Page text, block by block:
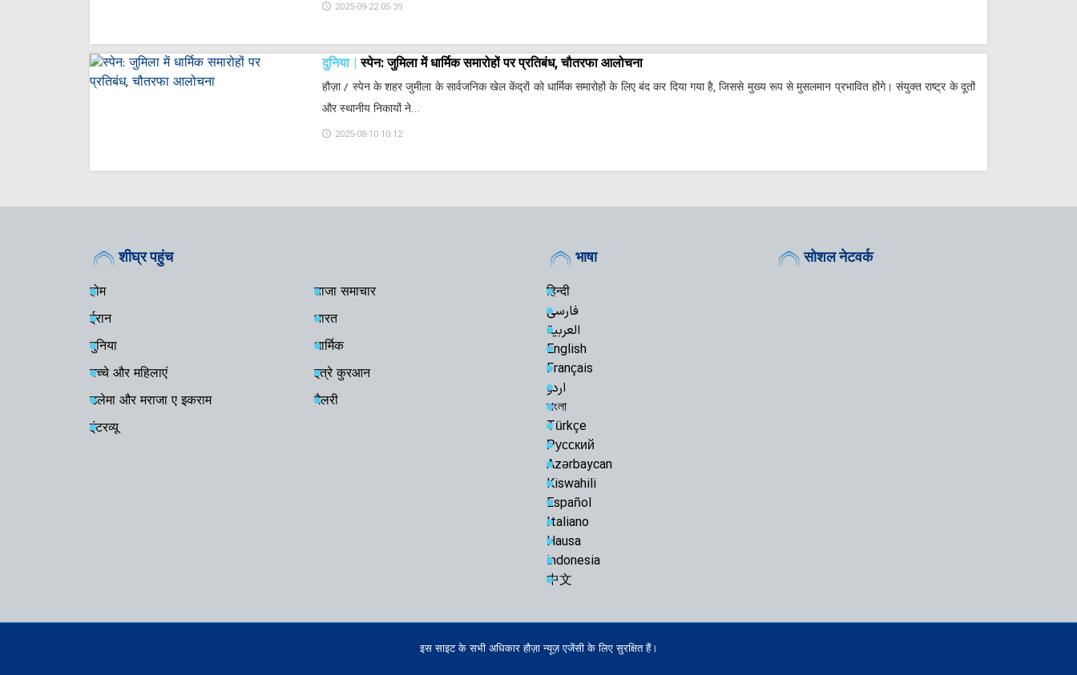
2025-09-22 05:39
दुनिया स्पेन: जुमिला में धार्मिक समारोहों पर प्रतिबंध, चौतरफा आलोचना
हौज़ा / स्पेन के शहर जुमीला के सार्वजनिक खेल केंद्रों को धार्मिक समारोहों के लिए बंद कर दिया गया है, जिससे मुख्य रूप से मुसलमान प्रभावित होंगे। संयुक्त राष्ट्र के दूतों
और स्थानीय निकायों ने…
2025-08-10 10:12
शीघ्र पहुंच
होम
ताजा समाचार
ईरान
भारत
दुनिया
धार्मिक
बच्चे और महिलाएं
इत्रे कुरआन
उलेमा और मराजा ए इकराम
गैलरी
इंटरव्यू
भाषा
हिन्दी
فارسی
العربية
English
Français
اردو
বাংলা
Türkçe
Русский
Azərbaycan
Kiswahili
Español
Italiano
Hausa
indonesia
中文
सोशल नेटवर्क
इस साइट के सभी अधिकार हौज़ा न्यूज़ एजेंसी के लिए सुरक्षित हैं।